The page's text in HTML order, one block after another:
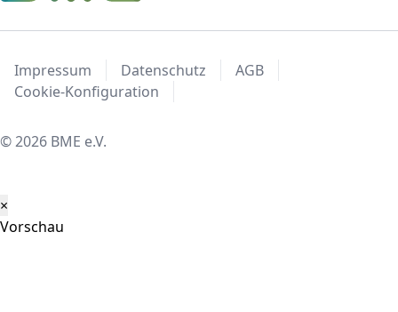
Impressum Datenschutz
AGB
Cookie-Konfiguration
© 2026 BME e.V.
×
Vorschau